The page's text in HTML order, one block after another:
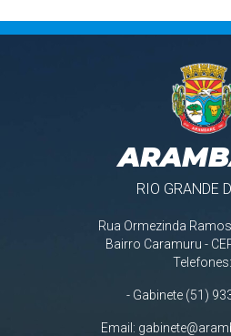
RIO GRANDE
Rua Ormezinda
Bairro Caramuru -
Telefones:
- Gabinete (51)
Email: